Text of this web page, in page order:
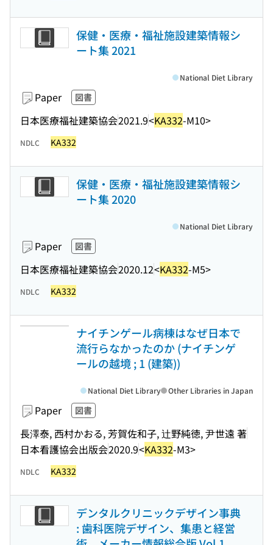
保健・医療・福祉施設建築情報シ
ート集 2021
Paper 図書
日本医療福祉建築協会2021.9<KA332-M10>
National Diet Library
NDLC KA332
保健・医療・福祉施設建築情報シ
ート集 2020
Paper 図書
日本医療福祉建築協会2020.12<KA332-M5>
National Diet Library
NDLC KA332
ナイチンゲール病棟はなぜ日本で
流行らなかったのか (ナイチンゲ
ールの越境 ; 1 (建築))
Paper 図書
長澤泰, 西村かおる, 芳賀佐和子, 辻野純徳, 尹世遠 著
日本看護協会出版会2020.9<KA332-M3>
National Diet Library Other Libraries in Japan
NDLC KA332
デンタルクリニックデザイン事典
: 歯科医院デザイン、集患と経営